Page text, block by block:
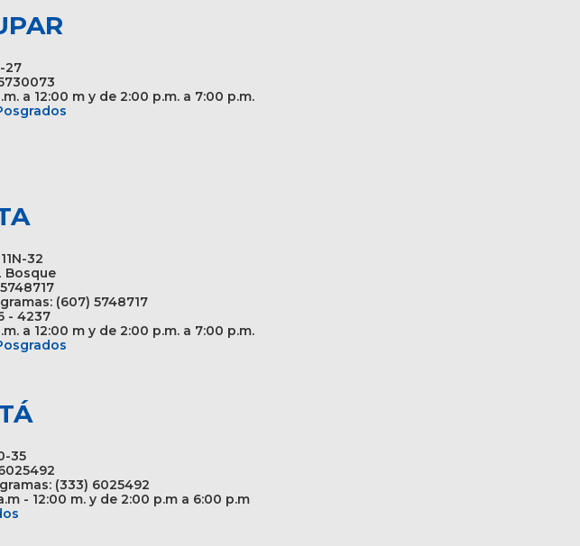
27
a 12:00 m y de 2:00 p.m. a 7:00 p.m.
32
Bosque
(607) 5748717
- 4237
a 12:00 m y de 2:00 p.m. a 7:00 p.m.
35
(333) 6025492
- 12:00 m. y de 2:00 p.m a 6:00 p.m